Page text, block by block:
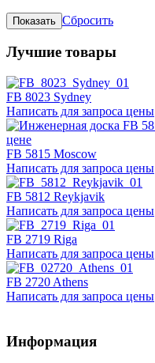
Сбросить
Лучшие товары
FB 8023 Sydney
Написать для запроса цены
FB 5815 Moscow
Написать для запроса цены
FB 5812 Reykjavik
Написать для запроса цены
FB 2719 Riga
Написать для запроса цены
FB 2720 Athens
Написать для запроса цены
Информация